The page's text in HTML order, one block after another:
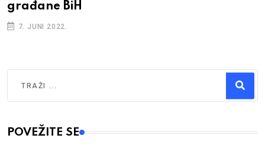
građane BiH
7. JUNI 2022.
Type 2 or more characters for results.
POVEŽITE SE